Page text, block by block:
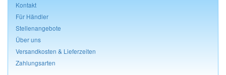
Kontakt
Für Händler
Stellenangebote
Über uns
Versandkosten & Lieferzeiten
Zahlungsarten